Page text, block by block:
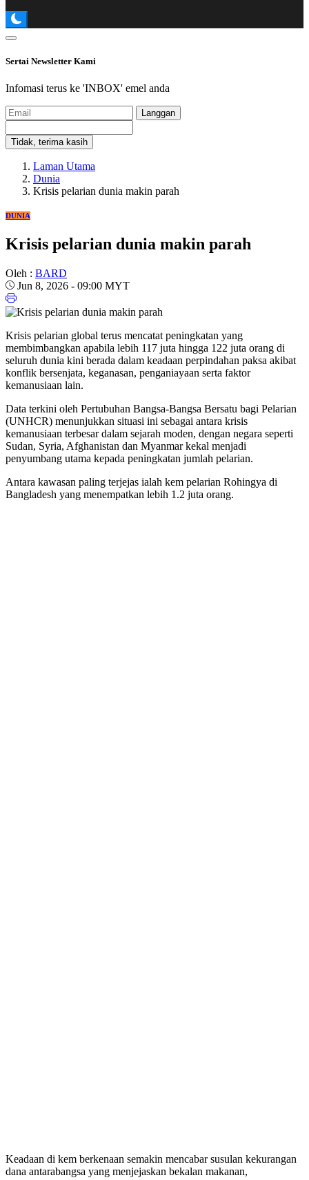
Sertai Newsletter Kami
Infomasi terus ke 'INBOX' emel anda
Langgan
Tidak, terima kasih
Laman Utama
Dunia
Krisis pelarian dunia makin parah
DUNIA
Krisis pelarian dunia makin parah
Oleh : BARD
Jun 8, 2026 - 09:00 MYT
Krisis pelarian global terus mencatat peningkatan yang
membimbangkan apabila lebih 117 juta hingga 122 juta orang di
seluruh dunia kini berada dalam keadaan perpindahan paksa akibat
konflik bersenjata, keganasan, penganiayaan serta faktor
kemanusiaan lain.
Data terkini oleh Pertubuhan Bangsa-Bangsa Bersatu bagi Pelarian
(UNHCR) menunjukkan situasi ini sebagai antara krisis
kemanusiaan terbesar dalam sejarah moden, dengan negara seperti
Sudan, Syria, Afghanistan dan Myanmar kekal menjadi
penyumbang utama kepada peningkatan jumlah pelarian.
Antara kawasan paling terjejas ialah kem pelarian Rohingya di
Bangladesh yang menempatkan lebih 1.2 juta orang.
Keadaan di kem berkenaan semakin mencabar susulan kekurangan
dana antarabangsa yang menjejaskan bekalan makanan,